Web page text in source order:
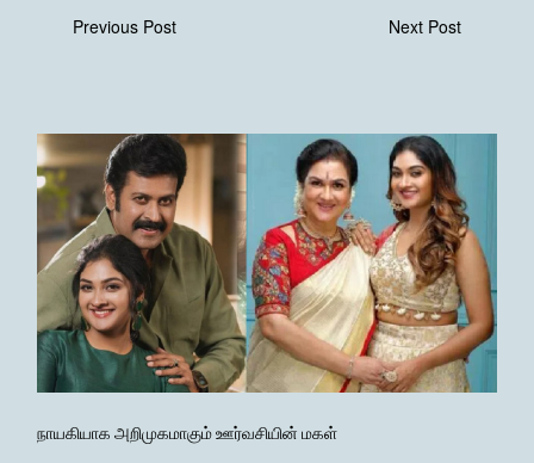
Previous Post Next Post
நாயகியாக அறிமுகமாகும் ஊர்வசியின் மகள்